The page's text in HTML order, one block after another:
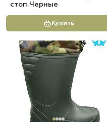
стоп Черные
Купить